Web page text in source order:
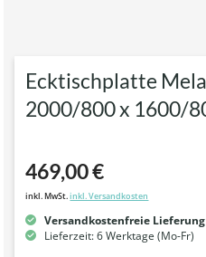
Ecktischplatte
2000/800 x 1600/
469,00 €
inkl. MwSt.inkl. Versandkosten
Versandkostenfreie Lieferung
Lieferzeit: 6 Werktage (Mo-Fr)